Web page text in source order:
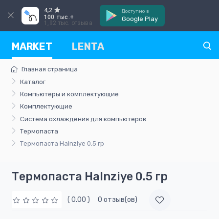
4,2
100 тыс.+
1,92 тыс. отзыва
Доступно в
Google Play
MARKET LENTA
Главная страница
Каталог
Компьютеры и комплектующие
Комплектующие
Система охлаждения для компьютеров
Термопаста
Термопаста Halnziye 0.5 гр
Термопаста Halnziye 0.5 гр
( 0.00 ) 0 отзыв(ов)